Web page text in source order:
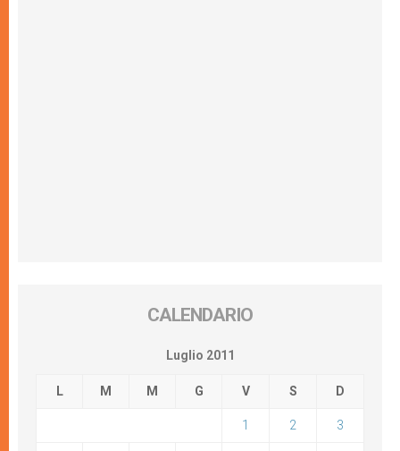
CALENDARIO
Luglio 2011
L M M G V S D
1 2 3